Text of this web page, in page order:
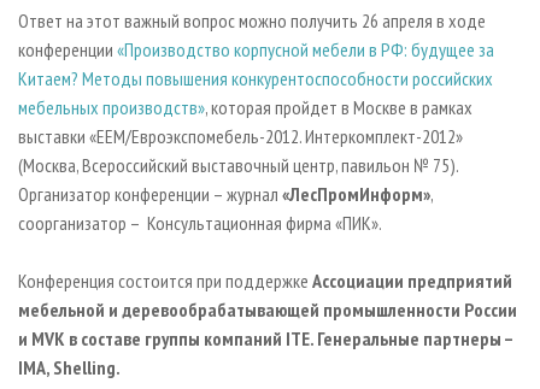
СУШКА ДРЕВЕСИНЫ
ПРОИЗВОДСТВО ДРЕВЕСНЫХ ПЛИТ
ДЕРЕВЯННОЕ ДОМОСТРОЕНИЕ
ПРОИЗВОДСТВО МЕБЕЛИ
БИОЭНЕРГЕТИКА
ЦБП
ПЕРСОНЫ
МОБИЛЬНЫЕ ВЫСТАВКИ
ОФИЦИАЛЬНЫЕ ДЕЛЕГАЦИИ
ПРИОРИТЕТНЫЕ ИНВЕСТПРОЕКТЫ
RUSSIAN FORESTRY REVIEW
ГАЗЕТА ЛЕСПРОМФОРУМ
КОНТАКТЫ
РЕКЛАМА
РЕКЛАМА НА САЙТЕ
Ответ на этот важный вопрос можно получить 26 апреля в ходе
конференции «Производство корпусной мебели в РФ: будущее за
Китаем? Методы повышения конкурентоспособности российских
мебельных производств», которая пройдет в Москве в рамках
выставки «EEM/Евроэкспомебель-2012. Интеркомплект-2012»
(Москва, Всероссийский выставочный центр, павильон № 75).
Организатор конференции – журнал «ЛесПромИнформ»,
соорганизатор – Консультационная фирма «ПИК».
Конференция состоится при поддержке Ассоциации предприятий
мебельной и деревообрабатывающей промышленности России
и MVK в составе группы компаний ITE. Генеральные партнеры –
IMA, Shelling.